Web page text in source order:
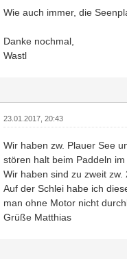
Wie auch immer, die
Danke nochmal,
Wastl
23.01.2017, 20:43
Wir haben zw. Plauer See
stören halt beim Paddeln
Wir haben sind zu zweit
Auf der Schlei habe ich
man ohne Motor nicht
Grüße Matthias